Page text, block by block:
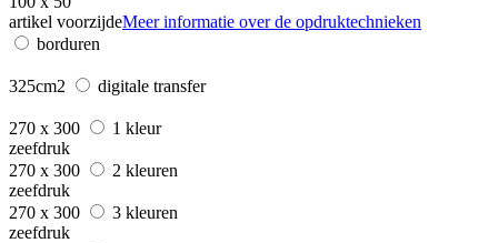
artikel voorzijdeMeer informatie over de opdruktechnieken
borduren
325cm2 digitale transfer
270 x 300
1 kleur
zeefdruk
270 x 300
2 kleuren
zeefdruk
270 x 300
3 kleuren
zeefdruk